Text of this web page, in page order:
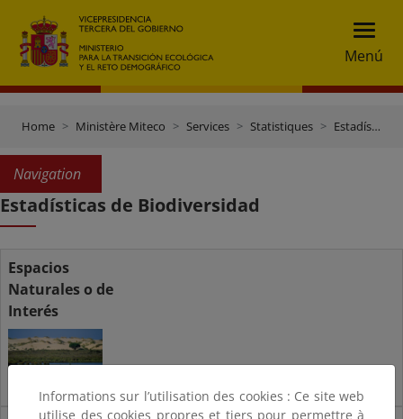
Menú
Home Ministère Miteco Services Statistiques Estadísticas de Biodiversidad
Navigation
Estadísticas de Biodiversidad
Espacios
Naturales o de
Interés
Informations sur l’utilisation des cookies : Ce site web
utilise des cookies propres et tiers pour permettre à